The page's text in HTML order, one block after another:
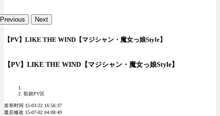
Previous Next
【PV】LIKE THE WIND【マジシャン・魔女っ娘Style】
【PV】LIKE THE WIND【マジシャン・魔女っ娘Style】
歌姬PV区
发布时间 15-03-22 16:56:37
最后修改 15-07-02 04:08:49